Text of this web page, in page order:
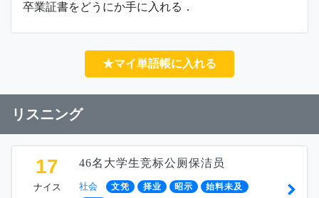
卒業証書をどうにか手に入れる．
★マイ単語帳に入れる
リスニング
17
ナイス
46名大学生竞标公厕保洁员
社会 文凭 择业 昭示
始料未及